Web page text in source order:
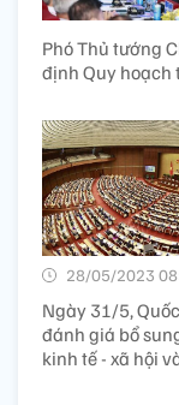
Phó Thủ tướng
định Quy hoạch
28/05/2023
Ngày 31/5,
đánh giá bổ
kinh tế - xã hội